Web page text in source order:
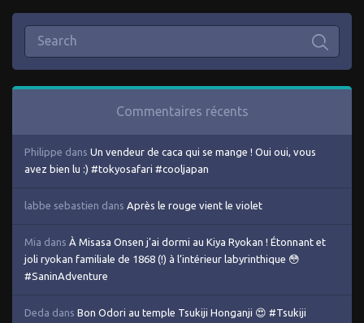
Commentaires récents
Philippe dans Un vendeur de caca qui se mange ! Oui oui, vous
avez bien lu :) #tokyosafari #cooljapan
labbe sebastien dans Après le rouge vient le violet
Mia dans À Misasa Onsen j’ai dormi au Kiya Ryokan ! Étonnant et
joli ryokan familiale de 1868 (!) à l’intérieur labyrinthique 😳
#SaninAdventure
Deda dans Bon Odori au temple Tsukiji Honganji 😍 #Tsukiji